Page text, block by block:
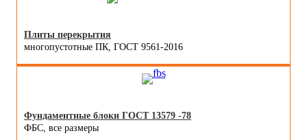
Плиты перекрытия
многопустотные ПК, ГОСТ 9561-2016
Фундаментные блоки ГОСТ 13579 -78
ФБС, все размеры